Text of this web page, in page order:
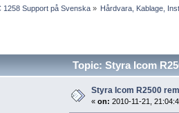
1258 Support på Svenska» Hårdvara, Kablage,
Topic: Styra Icom
Styra Icom R2500
«on: 2010-11-21,